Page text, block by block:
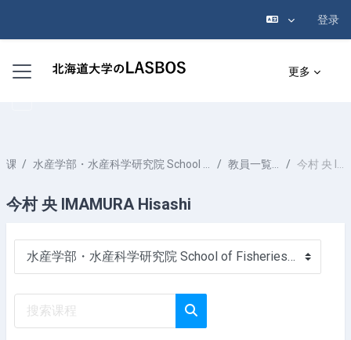
登录
停靠面板 更多
课程 水産学部・水産科学研究院 School of Fisheries Sciences & Faculty of Fisheries Sciences 教員一覧 List of Professors 今村 央 IMAMURA Hisashi
今村 央 IMAMURA Hisashi
课程类别
搜索课程